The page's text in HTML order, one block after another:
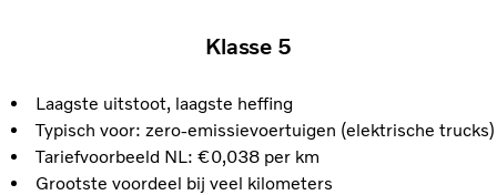
Klasse 5
Laagste uitstoot, laagste heffing
Typisch voor: zero-emissievoertuigen (elektrische trucks)
Tariefvoorbeeld NL: €0,038 per km
Grootste voordeel bij veel kilometers